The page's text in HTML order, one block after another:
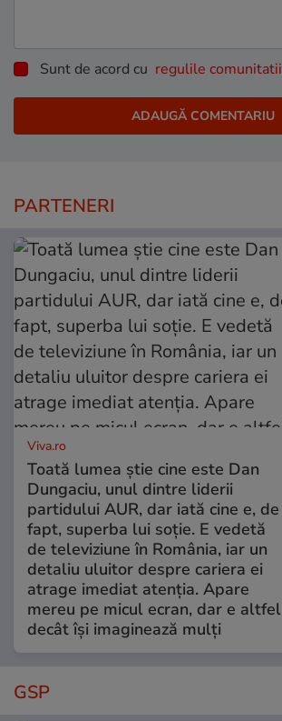
Sunt de acord cu regulile comunitatii
PARTENERI
Viva.ro
Toată lumea știe cine este Dan
Dungaciu, unul dintre liderii
partidului AUR, dar iată cine e, de
fapt, superba lui soție. E vedetă
de televiziune în România, iar un
detaliu uluitor despre cariera ei
atrage imediat atenția. Apare
mereu pe micul ecran, dar e altfel
decât își imaginează mulți
GSP